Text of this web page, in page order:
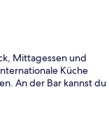
Mittagessen und
Küche
An der Bar kannst du